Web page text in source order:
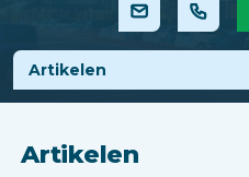
Artikelen
Artikelen